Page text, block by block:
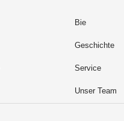
Bie
Geschichte
Service
Unser Team